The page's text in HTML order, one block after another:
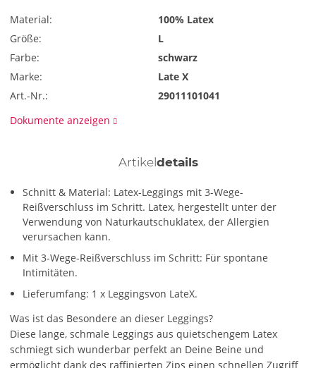
Material:
100% Latex
Größe:
L
Farbe:
schwarz
Marke:
Late X
Art.-Nr.:
29011101041
Dokumente anzeigen
Artikel details
Schnitt & Material: Latex-Leggings mit 3-Wege-
Reißverschluss im Schritt. Latex, hergestellt unter der
Verwendung von Naturkautschuklatex, der Allergien
verursachen kann.
Mit 3-Wege-Reißverschluss im Schritt: Für spontane
Intimitäten.
Lieferumfang: 1 x Leggingsvon LateX.
Was ist das Besondere an dieser Leggings?
Diese lange, schmale Leggings aus quietschengem Latex
schmiegt sich wunderbar perfekt an Deine Beine und
ermöglicht dank des raffinierten Zips einen schnellen Zugriff